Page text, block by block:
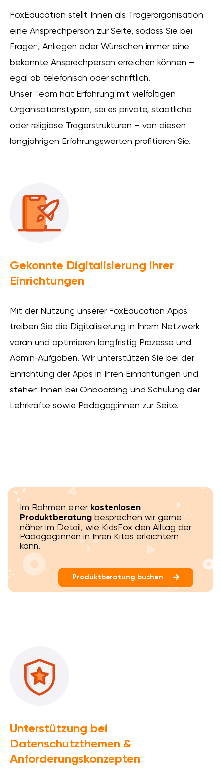
FoxEducation stellt Ihnen als Trägerorganisation
eine Ansprechperson zur Seite, sodass Sie bei
Fragen, Anliegen oder Wünschen immer eine
bekannte Ansprechperson erreichen können –
egal ob telefonisch oder schriftlich.
Unser Team hat Erfahrung mit vielfältigen
Organisationstypen, sei es private, staatliche
oder religiöse Trägerstrukturen – von diesen
langjährigen Erfahrungswerten profitieren Sie.
Gekonnte Digitalisierung Ihrer
Einrichtungen
Mit der Nutzung unserer FoxEducation Apps
treiben Sie die Digitalisierung in Ihrem Netzwerk
voran und optimieren langfristig Prozesse und
Admin-Aufgaben. Wir unterstützen Sie bei der
Einrichtung der Apps in Ihren Einrichtungen und
stehen Ihnen bei Onboarding und Schulung der
Lehrkräfte sowie Pädagog:innen zur Seite.
Im Rahmen einer kostenlosen
Produktberatungbesprechen wir gerne
näher im Detail, wie KidsFox den Alltag der
Pädagog:innen in Ihren Kitas erleichtern
kann.
Produktberatung buchen
Unterstützung bei
Datenschutzthemen &
Anforderungskonzepten